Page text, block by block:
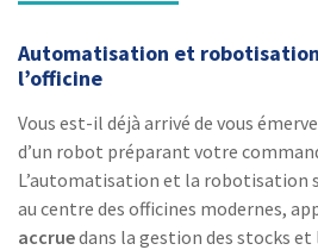
Automatisation et
l’officine
Vous est-il déjà arrivé de vous
d’un robot préparant votre
L’automatisation et la robotisation
au centre des officines modernes,
accruedans la gestion des stocks et